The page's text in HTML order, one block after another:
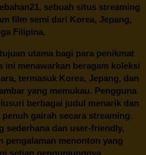
, sebuah situs streaming
film semi dari Korea, Jepang,
Filipina.
utama bagi para penikmat
ini menawarkan beragam koleksi
termasuk Korea, Jepang, dan
yang memukau. Pengguna
berbagai judul menarik dan
gairah secara streaming.
sederhana dan user-friendly,
pengalaman menonton yang
setiap pengunjungnya.